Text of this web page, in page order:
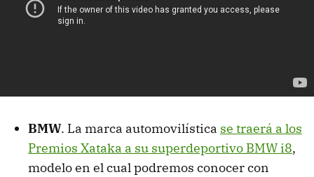
BMW. La marca automovilística se traerá a los
Premios Xataka a su superdeportivo BMW i8,
modelo en el cual podremos conocer con